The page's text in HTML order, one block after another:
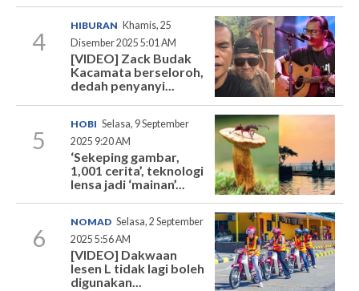
4
HIBURAN Khamis, 25
Disember 2025 5:01 AM
[VIDEO] Zack Budak
Kacamata berseloroh,
dedah penyanyi...
5
HOBI Selasa, 9 September
2025 9:20 AM
‘Sekeping gambar,
1,001 cerita’, teknologi
lensa jadi ‘mainan’...
6
NOMAD Selasa, 2 September
2025 5:56 AM
[VIDEO] Dakwaan
lesen L tidak lagi boleh
digunakan...